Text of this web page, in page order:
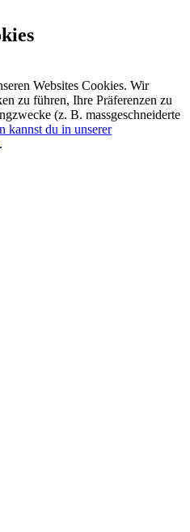
Websites Cookies. Wir
zu führen, Ihre Präferenzen zu
(z. B. massgeschneiderte
kannst du in unserer
.